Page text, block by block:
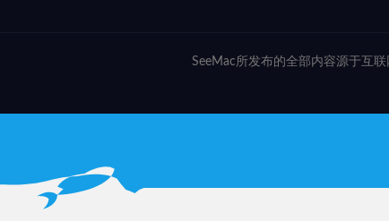
SeeMac所发布的全部内容源于互